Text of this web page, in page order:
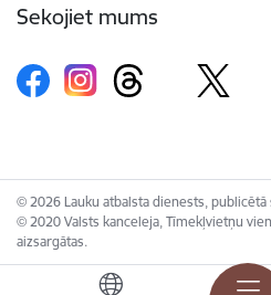
Sekojiet mums
© 2026 Lauku atbalsta dienests, publicētā
© 2020 Valsts kanceleja, Tīmekļvietņu
aizsargātas.